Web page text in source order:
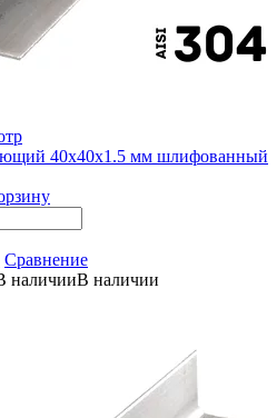
40х40х1.5 мм шлифованный
Сравнение
В наличии